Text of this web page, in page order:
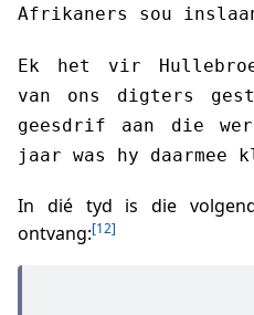
Afrikaners sou
Ek het vir
van ons digters
geesdrif aan die
jaar was hy daarmee
In dié tyd is die
ontvang:[12]